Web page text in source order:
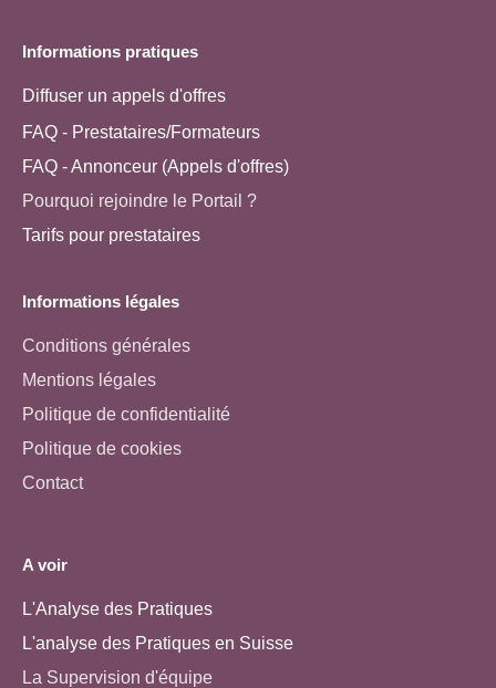
Informations pratiques
Diffuser un appels d'offres
FAQ - Prestataires/Formateurs
FAQ - Annonceur (Appels d'offres)
Pourquoi rejoindre le Portail ?
Tarifs pour prestataires
Informations légales
Conditions générales
Mentions légales
Politique de confidentialité
Politique de cookies
Contact
A voir
L'Analyse des Pratiques
L'analyse des Pratiques en Suisse
La Supervision d'équipe